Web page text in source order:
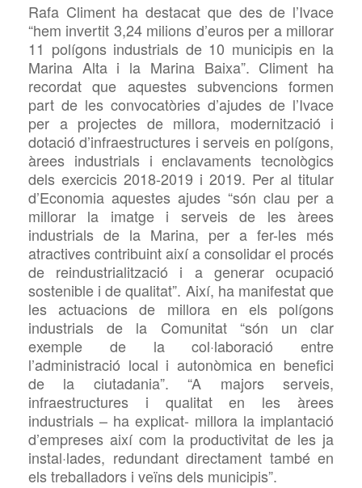
Rafa Climent ha destacat que des de l’Ivace
“hem invertit 3,24 milions d’euros per a millorar
11 polígons industrials de 10 municipis en la
Marina Alta i la Marina Baixa”. Climent ha
recordat que aquestes subvencions formen
part de les convocatòries d’ajudes de l’Ivace
per a projectes de millora, modernització i
dotació d’infraestructures i serveis en polígons,
àrees industrials i enclavaments tecnològics
dels exercicis 2018-2019 i 2019. Per al titular
d’Economia aquestes ajudes “són clau per a
millorar la imatge i serveis de les àrees
industrials de la Marina, per a fer-les més
atractives contribuint així a consolidar el procés
de reindustrialització i a generar ocupació
sostenible i de qualitat”. Així, ha manifestat que
les actuacions de millora en els polígons
industrials de la Comunitat “són un clar
exemple de la col·laboració entre
l’administració local i autonòmica en benefici
de la ciutadania”. “A majors serveis,
infraestructures i qualitat en les àrees
industrials – ha explicat- millora la implantació
d’empreses així com la productivitat de les ja
instal·lades, redundant directament també en
els treballadors i veïns dels municipis”.